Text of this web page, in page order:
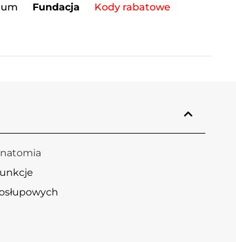
Fundacja Kody rabatowe